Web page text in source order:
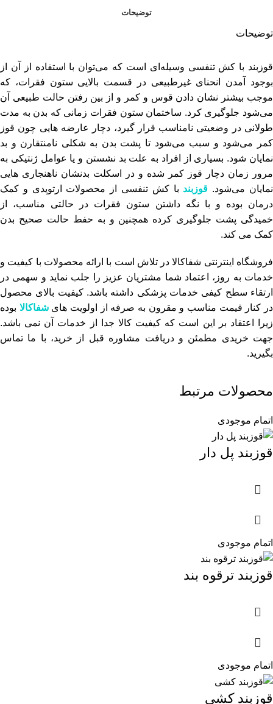
توضیحات
توضیحات
قوزبند با کش تنفسی وسیله‌‌ای است که می‌توان با استفاده از آن از
بوجود آمدن انحنای غیرطبیعی در قسمت بالایی ستون فقرات، که
موجب بیشتر نشان دادن قوس و کمر و از بین رفتن حالت طبیعی آن
می‌شود جلوگیری ‌کرد. ساختمان ستون فقرات زمانی که بدن به مدت
طولانی در وضعیتی نامناسب قرار گیرد، دچار عارضه هایی چون قوز
کمر می‌شود و سبب می‌شود تا پشت بدن به شکلی نامنتقارن و بد
نمایان شود. بسیاری از افراد به علت بد نشستن و یا عوامل ژنتیکی به
مرور زمان دچار قوز کمر شده و در اسکلت بدنشان ناهنجاری هایی
نمایان می‌شود. قوزبند با کش تنفسی از محصولات ارتوپدی و کمک
درمان بوده و با نگه داشتن ستون فقرات در حالتی مناسب، از
خمیدگی پشت جلوگیری کرده همچنین و به حفط حالت صحیح بدن
کمک می کند.
فروشگاه اینترنتی شفاکالا در تلاش است با ارائه محصولات با کیفیت و
خدمات به روز، اعتماد شما مشتریان عزیز را جلب نماید و سهمی در
ارتقاء سطح کیفی خدمات پزشکی داشته باشد. کیفیت بالای محصول
در کنار قیمت مناسب و مقرون به صرفه از اولویت هایشفاکالا بوده
زیرا اعتقاد بر این است که کیفیت کالا جدا از خدمات آن نمی باشد.
جهت خریدی مطمئن و دریافت مشاوره قبل از خرید، با ما تماس
بگیرید.
محصولات مرتبط
اتمام موجودی
قوزبند پل دار
اتمام موجودی
قوزبند ترقوه بند
اتمام موجودی
قوزبند کشی